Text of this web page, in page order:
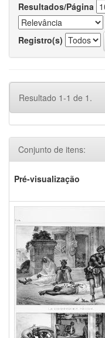
Resultados/Página
Registro(s)
Resultado 1-1 de 1.
Conjunto de itens:
Pré-visualização